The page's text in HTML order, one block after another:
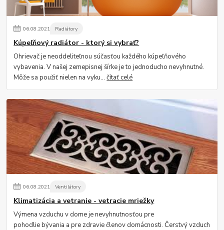
06.08.2021 Radiátory
Kúpeľňový radiátor - ktorý si vybrať?
Ohrievač je neoddeliteľnou súčasťou každého kúpeľňového
vybavenia. V našej zemepisnej šírke je to jednoducho nevyhnutné.
Môže sa použiť nielen na vyku...čítať celé
06.08.2021 Ventilátory
Klimatizácia a vetranie - vetracie mriežky
Výmena vzduchu v dome je nevyhnutnosťou pre
pohodlie bývania a pre zdravie členov domácnosti. Čerstvý vzduch